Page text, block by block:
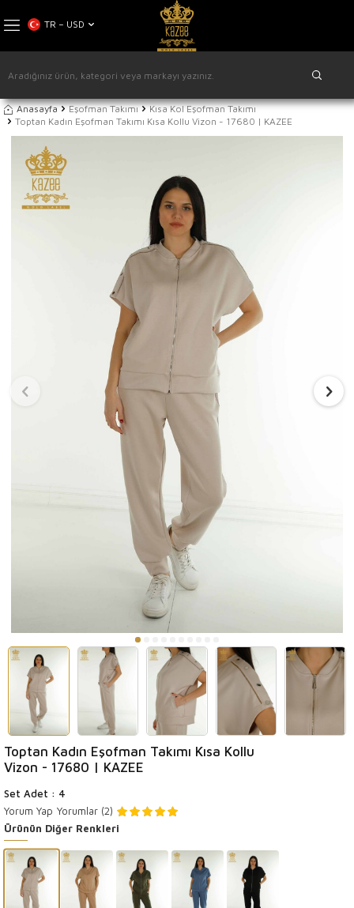
TR − USD
Anasayfa Eşofman Takımı
Kısa Kol Eşofman Takımı
Toptan Kadın Eşofman Takımı Kısa Kollu Vizon - 17680 | KAZEE
Toptan Kadın Eşofman Takımı Kısa Kollu
Vizon - 17680 | KAZEE
Set Adet : 4
Yorum Yap Yorumlar (2)
Ürünün Diğer Renkleri